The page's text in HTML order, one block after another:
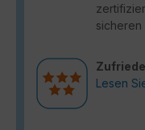
sicheren
Lesen